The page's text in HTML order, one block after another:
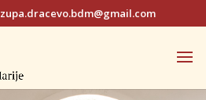
zupa.dracevo.bdm@gmail.com